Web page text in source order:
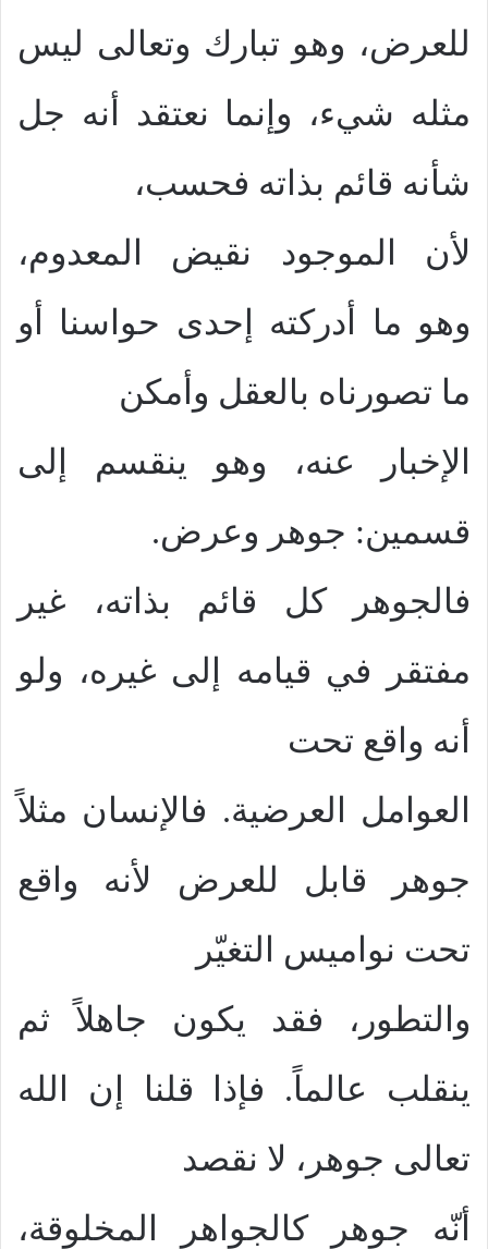
للعرض، وهو تبارك وتعالى ليس
مثله شيء، وإنما نعتقد أنه جل
شأنه قائم بذاته فحسب،
لأن الموجود نقيض المعدوم،
وهو ما أدركته إحدى حواسنا أو
ما تصورناه بالعقل وأمكن
الإخبار عنه، وهو ينقسم إلى
قسمين: جوهر وعرض.
فالجوهر كل قائم بذاته، غير
مفتقر في قيامه إلى غيره، ولو
أنه واقع تحت
العوامل العرضية. فالإنسان مثلاً
جوهر قابل للعرض لأنه واقع
تحت نواميس التغيّر
والتطور، فقد يكون جاهلاً ثم
ينقلب عالماً. فإذا قلنا إن الله
تعالى جوهر، لا نقصد
أنّه جوهر كالجواهر المخلوقة،